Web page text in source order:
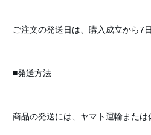
ご注文の発送日は、購入成立から7
■発送方法
商品の発送には、ヤマト運輸または